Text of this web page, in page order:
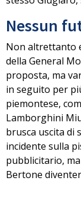
Nessun
Non altrettanto
della General
proposta, ma
in seguito per
piemontese,
Lamborghini
brusca uscita di
incidente sulla
pubblicitario,
Bertone